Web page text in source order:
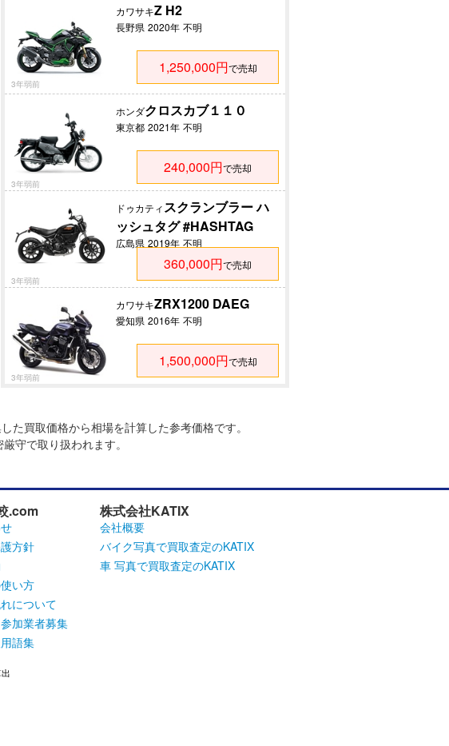
カワサキZ H2
長野県 2020年 不明
1,250,000円で売却
3年弱前
ホンダクロスカブ１１０
東京都 2021年 不明
240,000円で売却
3年弱前
ドゥカティスクランブラー ハ
ッシュタグ #HASHTAG
広島県 2019年 不明
360,000円で売却
3年弱前
カワサキZRX1200 DAEG
愛知県 2016年 不明
1,500,000円で売却
3年弱前
た買取価格から相場を計算した参考価格です。
守で取り扱われます。
.com
方針
い方
について
加業者募集
語集
株式会社KATIX
会社概要
バイク写真で買取査定のKATIX
車 写真で買取査定のKATIX